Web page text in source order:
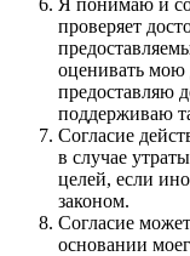
Я понимаю и
проверяет
оценивать мою
предоставляю
поддерживаю
Согласие
в случае
целей, если
законом.
Согласие
основании